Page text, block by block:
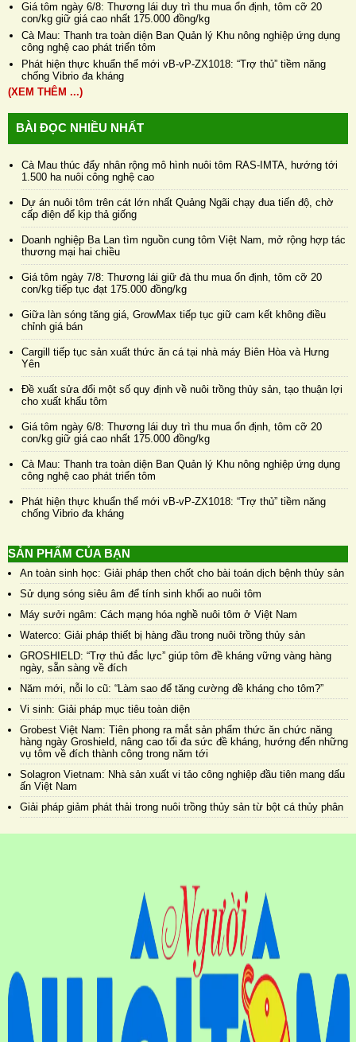
Giá tôm ngày 6/8: Thương lái duy trì thu mua ổn định, tôm cỡ 20
con/kg giữ giá cao nhất 175.000 đồng/kg
Cà Mau: Thanh tra toàn diện Ban Quản lý Khu nông nghiệp ứng dụng
công nghệ cao phát triển tôm
Phát hiện thực khuẩn thể mới vB-vP-ZX1018: “Trợ thủ” tiềm năng
chống Vibrio đa kháng
(XEM THÊM ...)
BÀI ĐỌC NHIỀU NHẤT
Cà Mau thúc đẩy nhân rộng mô hình nuôi tôm RAS-IMTA, hướng tới
1.500 ha nuôi công nghệ cao
Dự án nuôi tôm trên cát lớn nhất Quảng Ngãi chạy đua tiến độ, chờ
cấp điện để kịp thả giống
Doanh nghiệp Ba Lan tìm nguồn cung tôm Việt Nam, mở rộng hợp tác
thương mại hai chiều
Giá tôm ngày 7/8: Thương lái giữ đà thu mua ổn định, tôm cỡ 20
con/kg tiếp tục đạt 175.000 đồng/kg
Giữa làn sóng tăng giá, GrowMax tiếp tục giữ cam kết không điều
chỉnh giá bán
Cargill tiếp tục sản xuất thức ăn cá tại nhà máy Biên Hòa và Hưng
Yên
Đề xuất sửa đổi một số quy định về nuôi trồng thủy sản, tạo thuận lợi
cho xuất khẩu tôm
Giá tôm ngày 6/8: Thương lái duy trì thu mua ổn định, tôm cỡ 20
con/kg giữ giá cao nhất 175.000 đồng/kg
Cà Mau: Thanh tra toàn diện Ban Quản lý Khu nông nghiệp ứng dụng
công nghệ cao phát triển tôm
Phát hiện thực khuẩn thể mới vB-vP-ZX1018: “Trợ thủ” tiềm năng
chống Vibrio đa kháng
SẢN PHẨM CỦA BẠN
An toàn sinh học: Giải pháp then chốt cho bài toán dịch bệnh thủy sản
Sử dụng sóng siêu âm để tính sinh khối ao nuôi tôm
Máy sưởi ngâm: Cách mạng hóa nghề nuôi tôm ở Việt Nam
Waterco: Giải pháp thiết bị hàng đầu trong nuôi trồng thủy sản
GROSHIELD: “Trợ thủ đắc lực” giúp tôm đề kháng vững vàng hàng
ngày, sẵn sàng về đích
Năm mới, nỗi lo cũ: “Làm sao để tăng cường đề kháng cho tôm?”
Vi sinh: Giải pháp mục tiêu toàn diện
Grobest Việt Nam: Tiên phong ra mắt sản phẩm thức ăn chức năng
hàng ngày Groshield, nâng cao tối đa sức đề kháng, hướng đến những
vụ tôm về đích thành công trong năm tới
Solagron Vietnam: Nhà sản xuất vi tảo công nghiệp đầu tiên mang dấu
ấn Việt Nam
Giải pháp giảm phát thải trong nuôi trồng thủy sản từ bột cá thủy phân